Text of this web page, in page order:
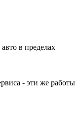
в пределах
- эти же работы